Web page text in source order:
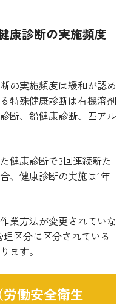
康診断の実施頻度
の実施頻度は緩和が認め
特殊健康診断は有機溶剤
断、鉛健康診断、四アル
健康診断で3回連続新た
、健康診断の実施は1年
業方法が変更されていな
区分に区分されている
ます。
働安全衛生